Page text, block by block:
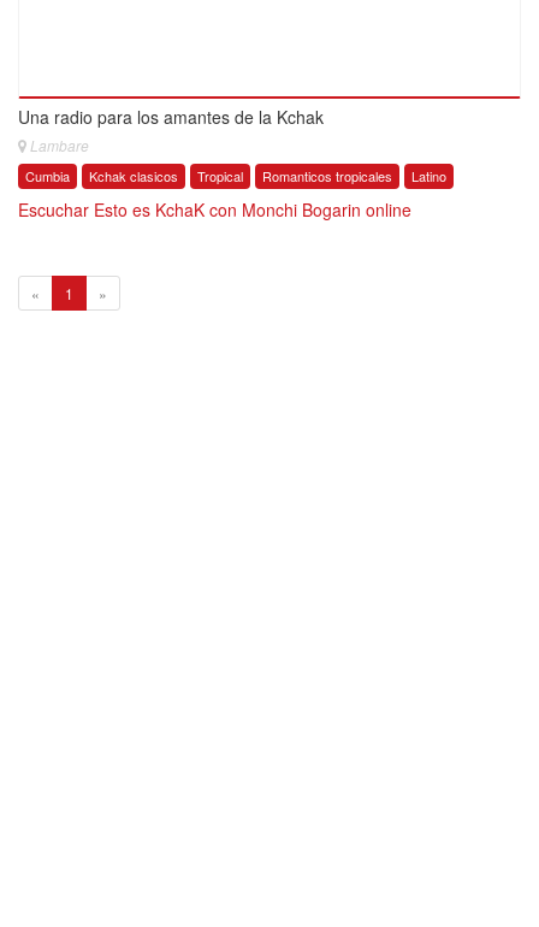
Una radio para los amantes de la Kchak
Lambare
Cumbia Kchak clasicos Tropical Romanticos tropicales Latino
Escuchar Esto es KchaK con Monchi Bogarin online
« 1 »